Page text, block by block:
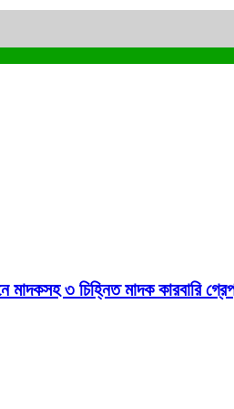
মাদকসহ ৩ চিহ্নিত মাদক কারবারি